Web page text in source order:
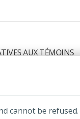
cannot be
AUX TÉMOINS
ainsi que
®